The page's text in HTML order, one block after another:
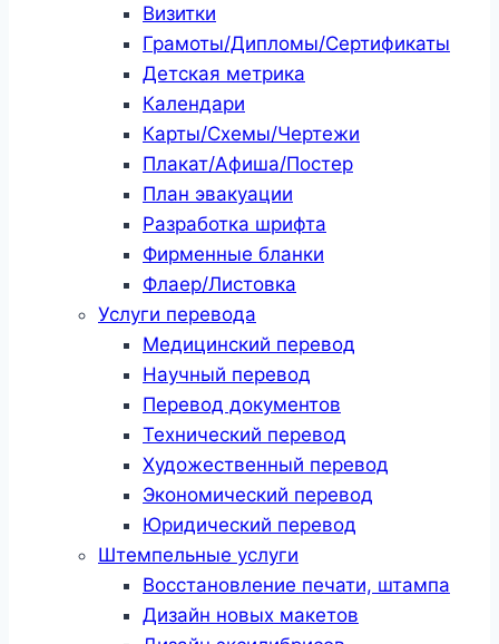
Визитки
Грамоты/Дипломы/Сертификаты
Детская метрика
Календари
Карты/Схемы/Чертежи
Плакат/Афиша/Постер
План эвакуации
Разработка шрифта
Фирменные бланки
Флаер/Листовка
Услуги перевода
Медицинский перевод
Научный перевод
Перевод документов
Технический перевод
Художественный перевод
Экономический перевод
Юридический перевод
Штемпельные услуги
Восстановление печати, штампа
Дизайн новых макетов